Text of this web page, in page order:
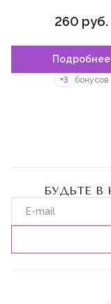
260 руб.
Подробнее
+3 бонусов
БУДЬТЕ В